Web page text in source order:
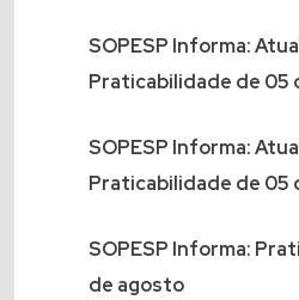
SOPESP Informa:
Praticabilidade de 05
SOPESP Informa:
Praticabilidade de 05
SOPESP Informa:
de agosto